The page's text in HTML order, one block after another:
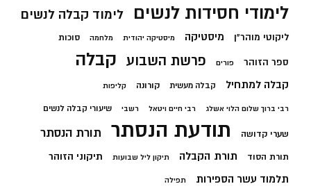
לימודי חסידות לנשים לימוד קבלה לנשים
ליקוטי מוהר"ן מיסטיקה מיסטיקה יהודית מלחמה סוכות
ספר הזוהר פורים פרשת השבוע קבלה
קבלה למתחיל קבלה מעשית קורונה קליפות
רבי ברוך שלום הלוי אשלג רבי חיים ויטאל רשבי שיעורי קבלה לנשים
שערי קדושה תודעת הנסתר תורת הנסתר
תורת הסוד תורת הקבלה תיקון ליל שבועות תיקוני הזוהר
תלמוד עשר הספירות תפילה